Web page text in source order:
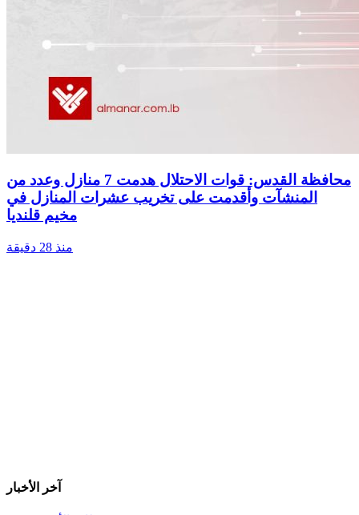
محافظة القدس: قوات الاحتلال هدمت 7 منازل وعدد من
المنشآت وأقدمت على تخريب عشرات المنازل في
مخيم قلنديا
منذ 28 دقيقة
آخر الأخبار